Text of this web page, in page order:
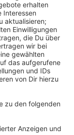
dass
Diskutiert
aßen in der
Faktoren
zum
Entwicklung
Zeit mit ihren
ist die
bei Jungen